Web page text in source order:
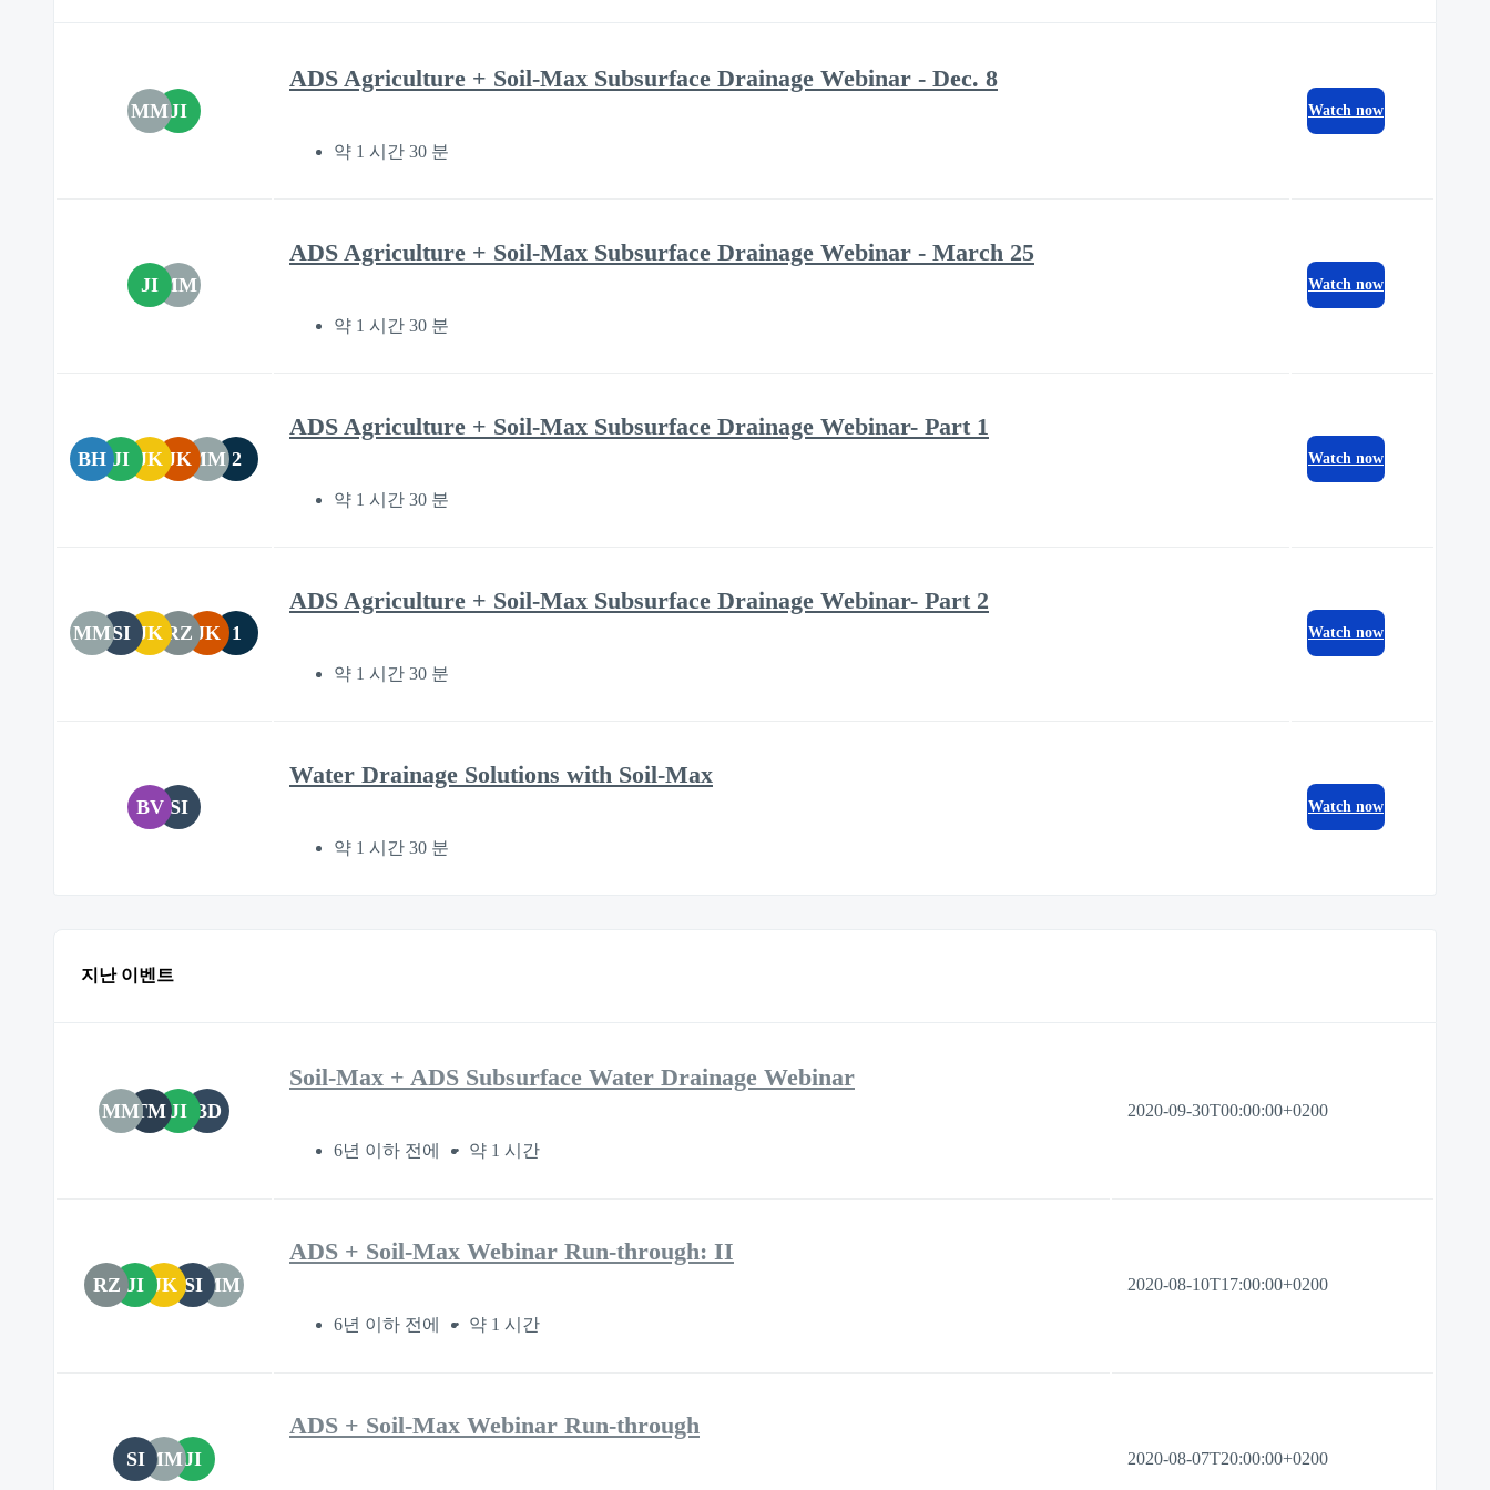
MMJI
ADS Agriculture + Soil-Max Subsurface Drainage Webinar - Dec. 8
약 1 시간 30 분
Watch now
JI MM
ADS Agriculture + Soil-Max Subsurface Drainage Webinar - March 25
약 1 시간 30 분
Watch now
BH JI JK JKMM 2
ADS Agriculture + Soil-Max Subsurface Drainage Webinar- Part 1
약 1 시간 30 분
Watch now
MMSI JK RZ JK 1
ADS Agriculture + Soil-Max Subsurface Drainage Webinar- Part 2
약 1 시간 30 분
Watch now
BV SI
Water Drainage Solutions with Soil-Max
약 1 시간 30 분
Watch now
지난 이벤트
MMTMJI BD
Soil-Max + ADS Subsurface Water Drainage Webinar
6년 이하 전에 약 1 시간
2020-09-30T00:00:00+0200
RZ JI JK SI MM
ADS + Soil-Max Webinar Run-through: II
6년 이하 전에 약 1 시간
2020-08-10T17:00:00+0200
SI MMJI
ADS + Soil-Max Webinar Run-through
2020-08-07T20:00:00+0200